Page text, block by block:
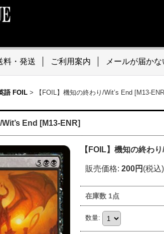
料・発送 ご利用案内 メールが届かな
語 FOIL > 【FOIL】機知の終わり/Wit’s End [M13-
Wit’s End [M13-ENR]
【FOIL】機知の終わ
販売価格: 200円 (税込)
在庫数 1点
数量: